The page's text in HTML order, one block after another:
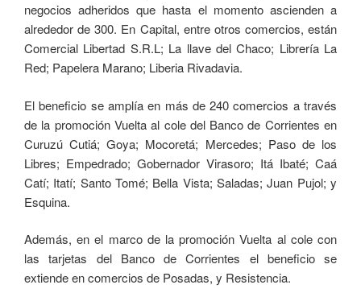
negocios adheridos que hasta el momento ascienden a
alrededor de 300. En Capital, entre otros comercios, están
Comercial Libertad S.R.L; La llave del Chaco; Librería La
Red; Papelera Marano; Liberia Rivadavia.
El beneficio se amplía en más de 240 comercios a través
de la promoción Vuelta al cole del Banco de Corrientes en
Curuzú Cutiá; Goya; Mocoretá; Mercedes; Paso de los
Libres; Empedrado; Gobernador Virasoro; Itá Ibaté; Caá
Catí; Itatí; Santo Tomé; Bella Vista; Saladas; Juan Pujol; y
Esquina.
Además, en el marco de la promoción Vuelta al cole con
las tarjetas del Banco de Corrientes el beneficio se
extiende en comercios de Posadas, y Resistencia.